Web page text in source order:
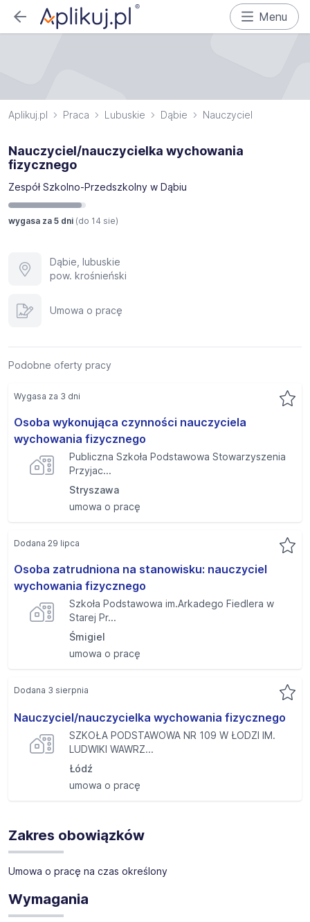
Menu
Aplikuj.pl Praca Lubuskie Dąbie Nauczyciel
Nauczyciel/nauczycielka wychowania
fizycznego
Zespół Szkolno-Przedszkolny w Dąbiu
wygasa za 5 dni (do 14 sie)
Dąbie, lubuskie
pow. krośnieński
Umowa o pracę
Podobne oferty pracy
Osoba wykonująca czynności nauczyciela
wychowania fizycznego
Publiczna Szkoła Podstawowa Stowarzyszenia
Przyjac...
Stryszawa
umowa o pracę
Wygasa za 3 dni
Osoba zatrudniona na stanowisku: nauczyciel
wychowania fizycznego
Szkoła Podstawowa im.Arkadego Fiedlera w
Starej Pr...
Śmigiel
umowa o pracę
Dodana 29 lipca
Nauczyciel/nauczycielka wychowania fizycznego
SZKOŁA PODSTAWOWA NR 109 W ŁODZI IM.
LUDWIKI WAWRZ...
Łódź
umowa o pracę
Dodana 3 sierpnia
Zakres obowiązków
Umowa o pracę na czas określony
Wymagania